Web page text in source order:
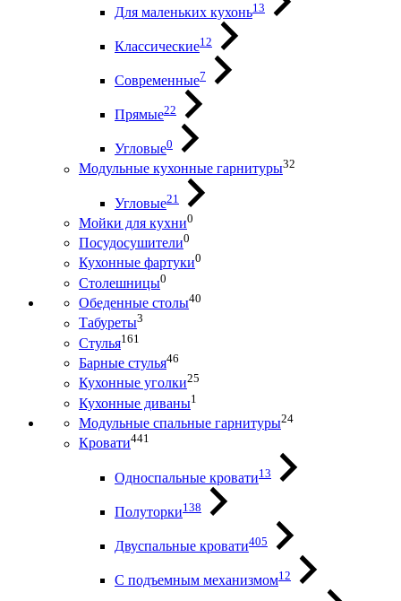
Для маленьких кухонь13
Классические12
Современные7
Прямые22
Угловые0
Модульные кухонные гарнитуры32
Угловые21
Мойки для кухни0
Посудосушители0
Кухонные фартуки0
Столешницы0
Обеденные столы40
Табуреты3
Стулья161
Барные стулья46
Кухонные уголки25
Кухонные диваны1
Модульные спальные гарнитуры24
Кровати441
Односпальные кровати13
Полуторки138
Двуспальные кровати405
С подъемным механизмом12